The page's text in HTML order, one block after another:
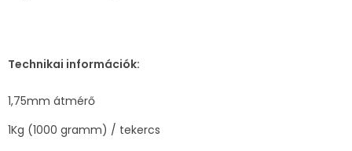
Technikai információk:
1,75mm átmérő
1Kg (1000 gramm) / tekercs